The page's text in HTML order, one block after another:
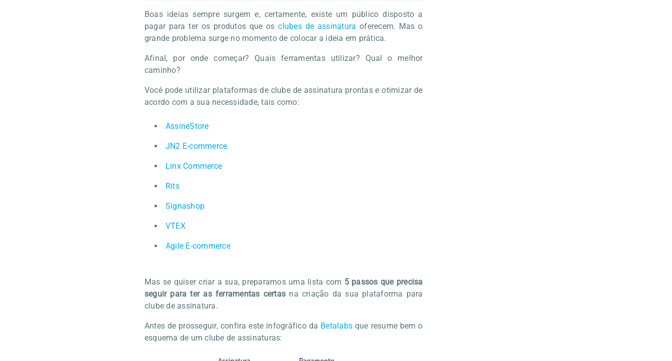
Boas ideias sempre surgem e, certamente, existe um público disposto a
pagar para ter os produtos que osclubes de assinatura oferecem. Mas o
grande problema surge no momento de colocar a ideia em prática.
Afinal, por onde começar? Quais ferramentas utilizar? Qual o melhor
caminho?
Você pode utilizar plataformas de clube de assinatura prontas e otimizar de
acordo com a sua necessidade, tais como:
AssineStore
JN2 E-commerce
Linx Commerce
Rits
Signashop
VTEX
Agile E-commerce
Mas se quiser criar a sua, preparamos uma lista com 5 passos que precisa
seguir para ter as ferramentas certas na criação da sua plataforma para
clube de assinatura.
Antes de prosseguir, confira este infográfico da Betalabs que resume bem o
esquema de um clube de assinaturas: